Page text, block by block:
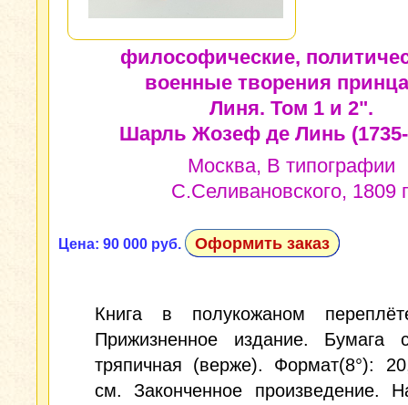
философические,
военные творения
Линя. Том 1 и 2".
Шарль Жозеф де Линь (1735-
Москва, В типографии
С.Селивановского, 1809
Цена: 90 000 руб. Оформить заказ
Книга в полукожаном
Прижизненное издание. Бумага
тряпичная (верже). Формат(8°):
см. Законченное произведение.